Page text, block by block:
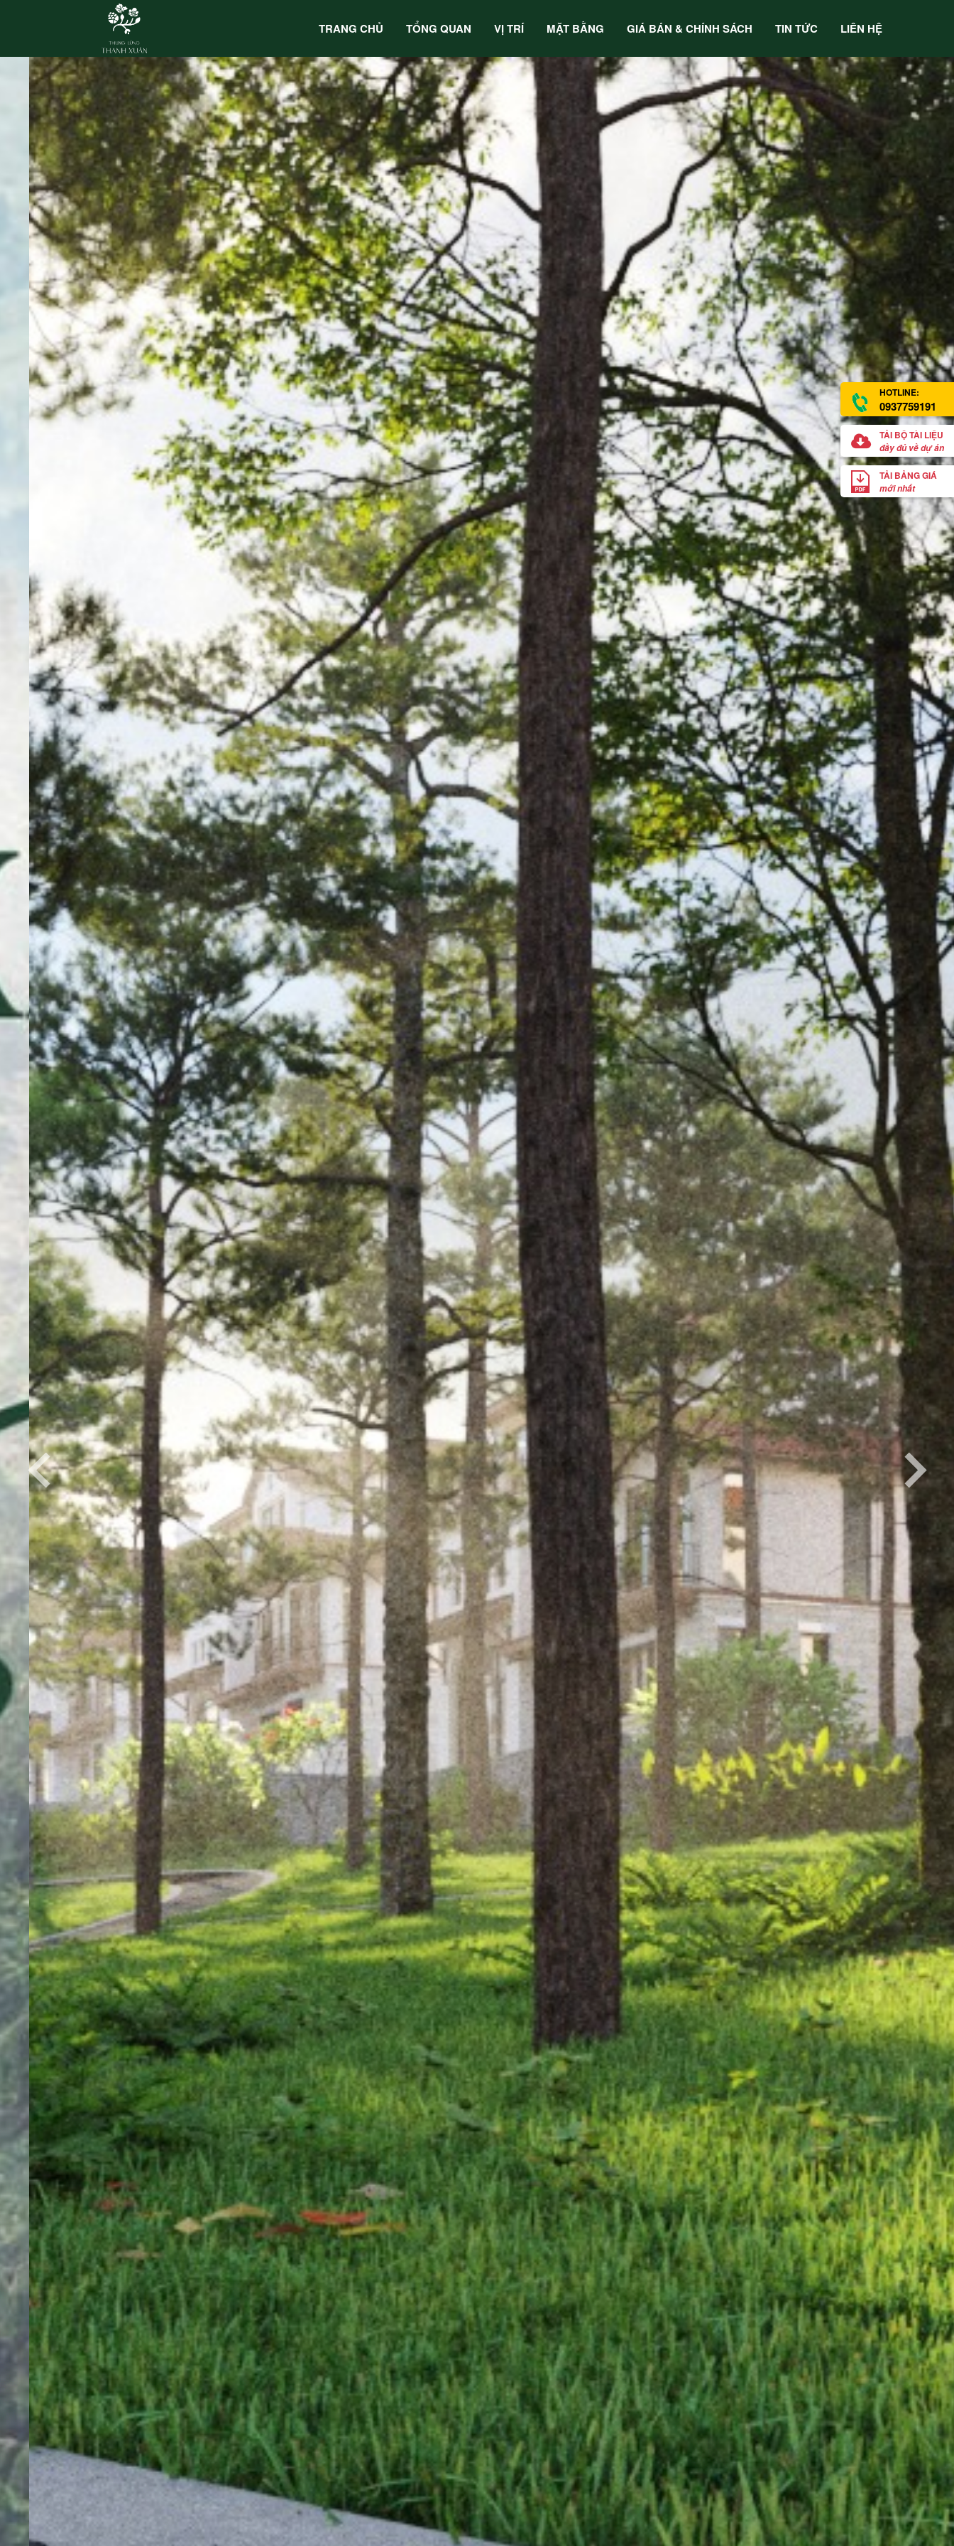
TRANG CHỦ TỔNG QUAN VỊ TRÍ MẶT BẰNG GIÁ BÁN & CHÍNH SÁCH TIN TỨC LIÊN HỆ
HOTLINE:
0937759191
TẢI BỘ TÀI LIỆU
đầy đủ về dự án
TẢI BẢNG GIÁ
mới nhất